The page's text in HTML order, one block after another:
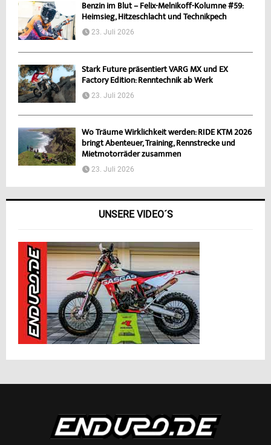
Benzin im Blut – Felix-Melnikoff-Kolumne #59:
Heimsieg, Hitzeschlacht und Technikpech
23. Juli 2026
Stark Future präsentiert VARG MX und EX
Factory Edition: Renntechnik ab Werk
23. Juli 2026
Wo Träume Wirklichkeit werden: RIDE KTM 2026
bringt Abenteuer, Training, Rennstrecke und
Mietmotorräder zusammen
23. Juli 2026
UNSERE VIDEO´S